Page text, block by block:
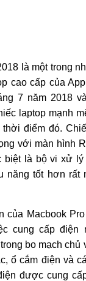
là một trong
cao cấp của
7 năm 2018
laptop mạnh
điểm đó.
với màn hình
biệt là bộ vi xử
năng tốt hơn rất
của Macbook
cung cấp điện
bo mạch chủ
ổ cắm điện và
được cung